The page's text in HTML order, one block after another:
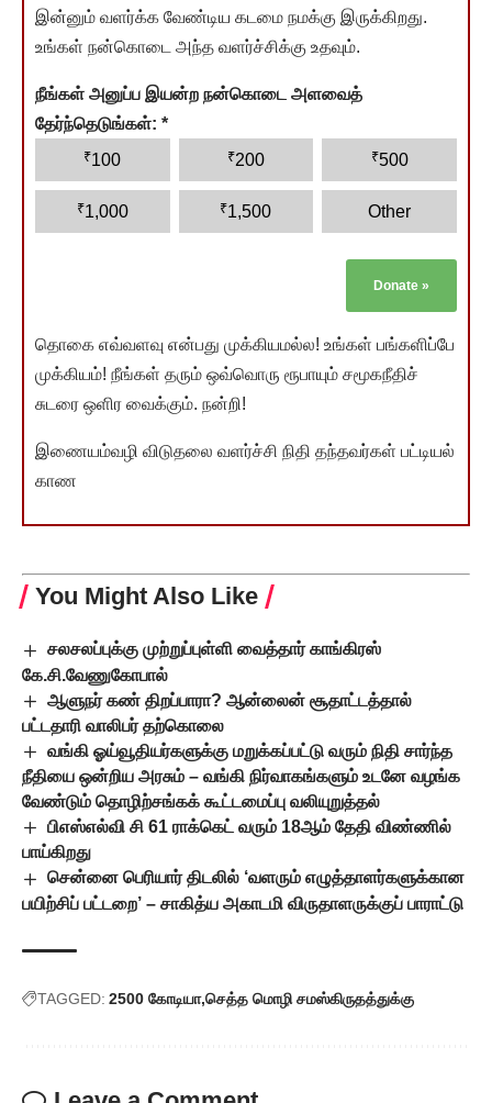
இன்னும் வளர்க்க வேண்டிய கடமை நமக்கு இருக்கிறது.
உங்கள் நன்கொடை அந்த வளர்ச்சிக்கு உதவும்.
நீங்கள் அனுப்ப இயன்ற நன்கொடை அளவைத்
தேர்ந்தெடுங்கள்: *
₹100 ₹200 ₹500
₹1,000 ₹1,500 Other
Donate »
தொகை எவ்வளவு என்பது முக்கியமல்ல! உங்கள் பங்களிப்பே
முக்கியம்! நீங்கள் தரும் ஒவ்வொரு ரூபாயும் சமூகநீதிச்
சுடரை ஒளிர வைக்கும். நன்றி!
இணையம்வழி விடுதலை வளர்ச்சி நிதி தந்தவர்கள் பட்டியல்
காண
You Might Also Like
சலசலப்புக்கு முற்றுப்புள்ளி வைத்தார் காங்கிரஸ்
கே.சி.வேணுகோபால்
ஆளுநர் கண் திறப்பாரா? ஆன்லைன் சூதாட்டத்தால்
பட்டதாரி வாலிபர் தற்கொலை
வங்கி ஓய்வூதியர்களுக்கு மறுக்கப்பட்டு வரும் நிதி சார்ந்த
நீதியை ஒன்றிய அரசும் – வங்கி நிர்வாகங்களும் உடனே வழங்க
வேண்டும் தொழிற்சங்கக் கூட்டமைப்பு வலியுறுத்தல்
பிஎஸ்எல்வி சி 61 ராக்கெட் வரும் 18ஆம் தேதி விண்ணில்
பாய்கிறது
சென்னை பெரியார் திடலில் ‘வளரும் எழுத்தாளர்களுக்கான
பயிற்சிப் பட்டறை’ – சாகித்ய அகாடமி விருதாளருக்குப் பாராட்டு
TAGGED: 2500 கோடியா செத்த மொழி சமஸ்கிருதத்துக்கு